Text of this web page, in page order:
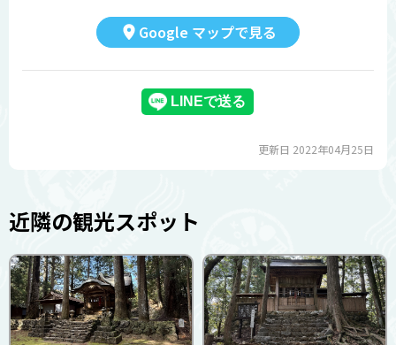
Google マップで見る
更新日 2022年04月25日
近隣の観光スポット